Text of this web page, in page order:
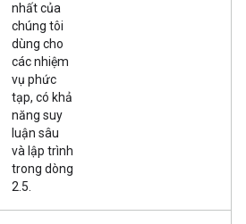
nhất của
chúng tôi
dùng cho
các nhiệm
vụ phức
tạp, có khả
năng suy
luận sâu
và lập trình
trong dòng
2.5.